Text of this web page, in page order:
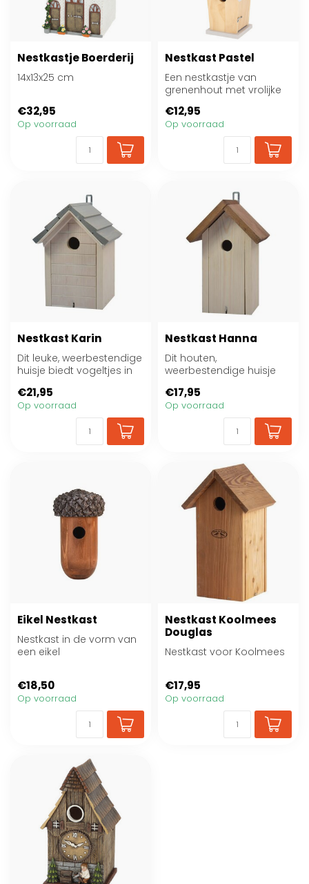
Nestkastje Boerderij
14x13x25 cm
€32,95
Op voorraad
Nestkast Pastel
Een nestkastje van
grenenhout met vrolijke
€12,95
Op voorraad
Nestkast Karin
Dit leuke, weerbestendige
huisje biedt vogeltjes in
veil...
€21,95
Op voorraad
Nestkast Hanna
Dit houten,
weerbestendige huisje
tuin of balkon een vei...
€17,95
Op voorraad
Eikel Nestkast
Nestkast in de vorm van
een eikel
€18,50
Op voorraad
Nestkast Koolmees
Douglas
Nestkast voor Koolmees
€17,95
Op voorraad